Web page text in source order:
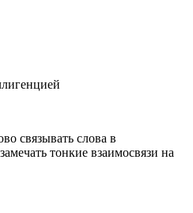
связывать слова в
тонкие взаимосвязи на